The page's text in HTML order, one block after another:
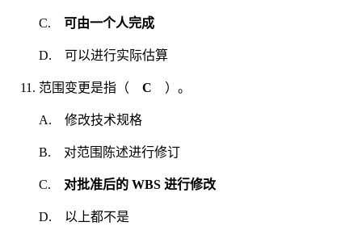
C. 可由一个人完成
D. 可以进行实际估算
范围变更是指（ C ）。
A. 修改技术规格
B. 对范围陈述进行修订
C. 对批准后的 WBS 进行修改
D. 以上都不是